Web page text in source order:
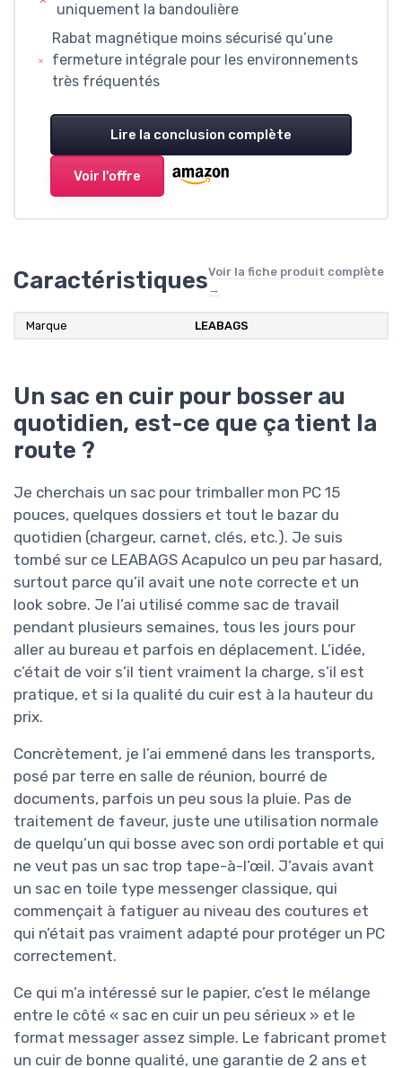
uniquement la bandoulière
Rabat magnétique moins sécurisé qu’une
fermeture intégrale pour les environnements
très fréquentés
Lire la conclusion complète
Voir l'offre
CaractéristiquesVoir la fiche produit complète
→
Marque LEABAGS
Un sac en cuir pour bosser au
quotidien, est-ce que ça tient la
route ?
Je cherchais un sac pour trimballer mon PC 15
pouces, quelques dossiers et tout le bazar du
quotidien (chargeur, carnet, clés, etc.). Je suis
tombé sur ce LEABAGS Acapulco un peu par hasard,
surtout parce qu’il avait une note correcte et un
look sobre. Je l’ai utilisé comme sac de travail
pendant plusieurs semaines, tous les jours pour
aller au bureau et parfois en déplacement. L’idée,
c’était de voir s’il tient vraiment la charge, s’il est
pratique, et si la qualité du cuir est à la hauteur du
prix.
Concrètement, je l’ai emmené dans les transports,
posé par terre en salle de réunion, bourré de
documents, parfois un peu sous la pluie. Pas de
traitement de faveur, juste une utilisation normale
de quelqu’un qui bosse avec son ordi portable et qui
ne veut pas un sac trop tape-à-l’œil. J’avais avant
un sac en toile type messenger classique, qui
commençait à fatiguer au niveau des coutures et
qui n’était pas vraiment adapté pour protéger un PC
correctement.
Ce qui m’a intéressé sur le papier, c’est le mélange
entre le côté « sac en cuir un peu sérieux » et le
format messager assez simple. Le fabricant promet
un cuir de bonne qualité, une garantie de 2 ans et